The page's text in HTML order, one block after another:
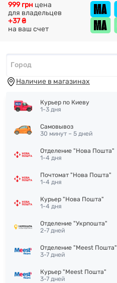
+37 ₴
на ваш счет
999 грн цена
для владельцев
Город*
Город
Наличие в магазинах
Курьер по Киеву
1-3 дня
Самовывоз
30 минут – 5 дней
Отделение "Нова Пошта"
1-4 дня
Почтомат "Нова Пошта"
1-4 дня
Курьер "Нова Пошта"
1-4 дня
Отделение "Укрпошта"
2-7 дней
Отделение "Meest Пошта"
3-7 дней
Курьер "Meest Пошта"
3-7 дней